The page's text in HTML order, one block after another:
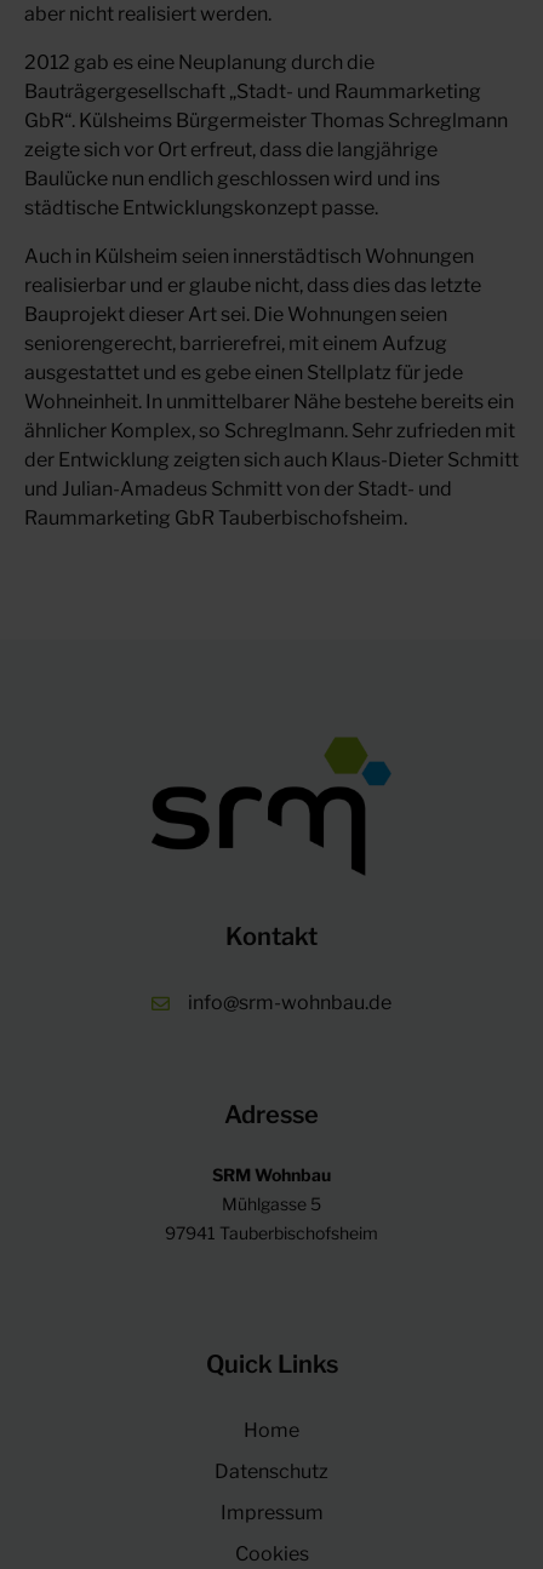
aber nicht realisiert werden.
2012 gab es eine Neuplanung durch die
Bauträgergesellschaft „Stadt- und Raummarketing
GbR“. Külsheims Bürgermeister Thomas Schreglmann
zeigte sich vor Ort erfreut, dass die langjährige
Baulücke nun endlich geschlossen wird und ins
städtische Entwicklungskonzept passe.
Auch in Külsheim seien innerstädtisch Wohnungen
realisierbar und er glaube nicht, dass dies das letzte
Bauprojekt dieser Art sei. Die Wohnungen seien
seniorengerecht, barrierefrei, mit einem Aufzug
ausgestattet und es gebe einen Stellplatz für jede
Wohneinheit. In unmittelbarer Nähe bestehe bereits ein
ähnlicher Komplex, so Schreglmann. Sehr zufrieden mit
der Entwicklung zeigten sich auch Klaus-Dieter Schmitt
und Julian-Amadeus Schmitt von der Stadt- und
Raummarketing GbR Tauberbischofsheim.
Kontakt
info@srm-wohnbau.de
Adresse
SRM Wohnbau
Mühlgasse 5
97941 Tauberbischofsheim
Quick Links
Home
Datenschutz
Impressum
Cookies